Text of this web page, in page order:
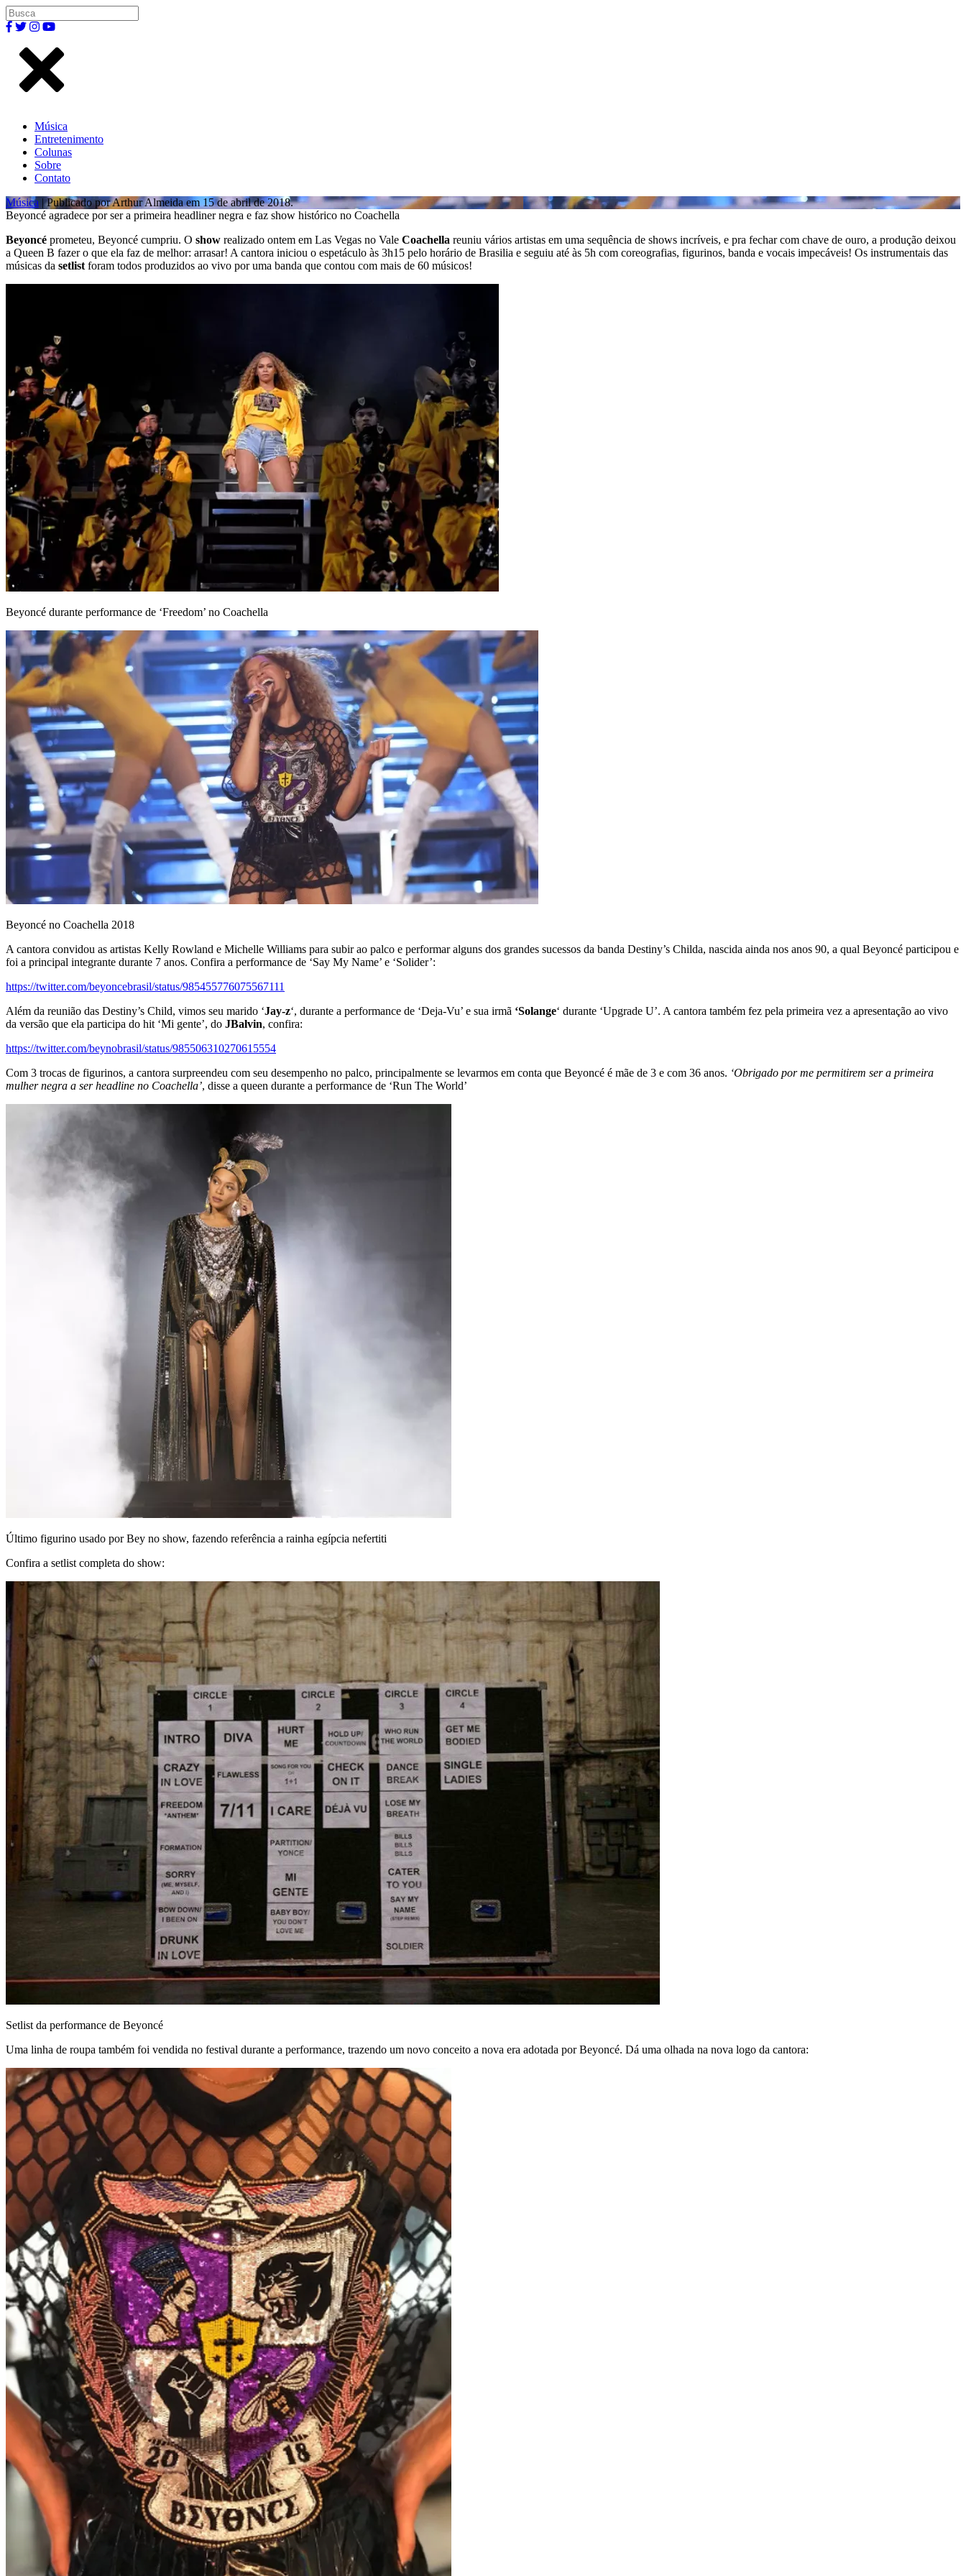
Música
Entretenimento
Colunas
Sobre
Contato
Música | Publicado por Arthur Almeida em 15 de abril de 2018.
Beyoncé agradece por ser a primeira headliner negra e faz show histórico no Coachella
Beyoncé prometeu, Beyoncé cumpriu. O show realizado ontem em Las Vegas no Vale Coachella reuniu vários artistas em uma sequência de shows incríveis, e pra fechar com chave de ouro, a produção deixou
a Queen B fazer o que ela faz de melhor: arrasar! A cantora iniciou o espetáculo às 3h15 pelo horário de Brasilia e seguiu até às 5h com coreografias, figurinos, banda e vocais impecáveis! Os instrumentais das
músicas da setlist foram todos produzidos ao vivo por uma banda que contou com mais de 60 músicos!
Beyoncé durante performance de ‘Freedom’ no Coachella
Beyoncé no Coachella 2018
A cantora convidou as artistas Kelly Rowland e Michelle Williams para subir ao palco e performar alguns dos grandes sucessos da banda Destiny’s Childa, nascida ainda nos anos 90, a qual Beyoncé participou e
foi a principal integrante durante 7 anos. Confira a performance de ‘Say My Name’ e ‘Solider’:
https://twitter.com/beyoncebrasil/status/985455776075567111
Além da reunião das Destiny’s Child, vimos seu marido ‘Jay-z‘, durante a performance de ‘Deja-Vu’ e sua irmã ‘Solange‘ durante ‘Upgrade U’. A cantora também fez pela primeira vez a apresentação ao vivo
da versão que ela participa do hit ‘Mi gente’, do JBalvin, confira:
https://twitter.com/beynobrasil/status/985506310270615554
Com 3 trocas de figurinos, a cantora surpreendeu com seu desempenho no palco, principalmente se levarmos em conta que Beyoncé é mãe de 3 e com 36 anos. ‘Obrigado por me permitirem ser a primeira
mulher negra a ser headline no Coachella’, disse a queen durante a performance de ‘Run The World’
Último figurino usado por Bey no show, fazendo referência a rainha egípcia nefertiti
Confira a setlist completa do show:
Setlist da performance de Beyoncé
Uma linha de roupa também foi vendida no festival durante a performance, trazendo um novo conceito a nova era adotada por Beyoncé. Dá uma olhada na nova logo da cantora: